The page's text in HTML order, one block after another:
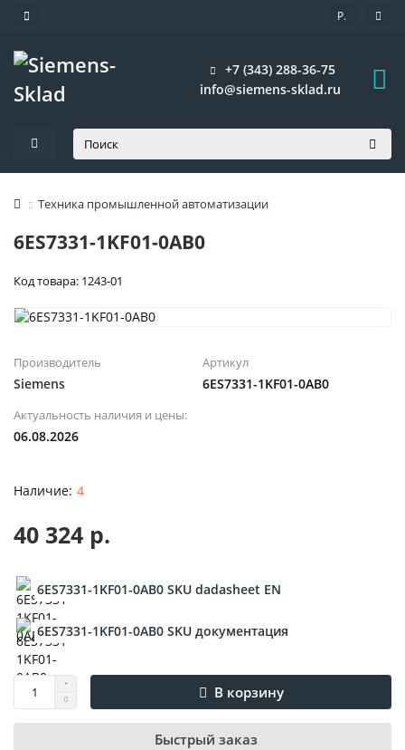
Р.
+7 (343) 288-36-75
info@siemens-sklad.ru
Техника промышленной автоматизации
6ES7331-1KF01-0AB0
Код товара: 1243-01
Производитель
Siemens
Артикул
6ES7331-1KF01-0AB0
Актуальность наличия и цены:
06.08.2026
4
40 324 р.
6ES7331-1KF01-0AB0 SKU dadasheet EN
6ES7331-1KF01-0AB0 SKU документация
В корзину
Быстрый заказ